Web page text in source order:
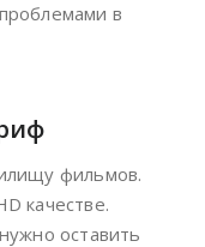
в
фильмов.
качестве.
оставить